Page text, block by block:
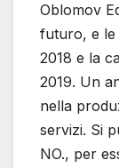
Oblomov
futuro, e le
2018 e la
2019. Un
nella
servizi. Si
NO., per